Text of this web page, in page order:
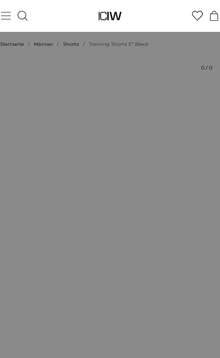
Startseite / Männer / Shorts / Training Shorts 5" Black
0 / 0